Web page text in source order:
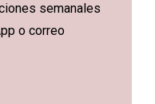
semanales
o correo